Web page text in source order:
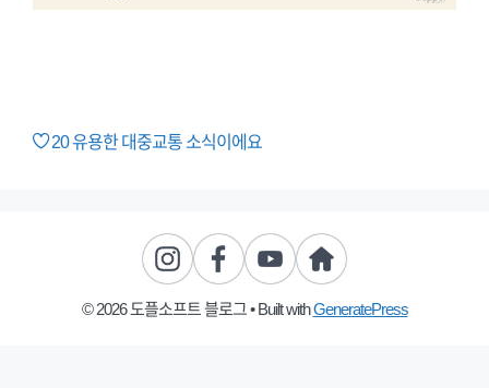
20유용한 대중교통 소식이에요
© 2026 도플소프트 블로그• Built withGeneratePress